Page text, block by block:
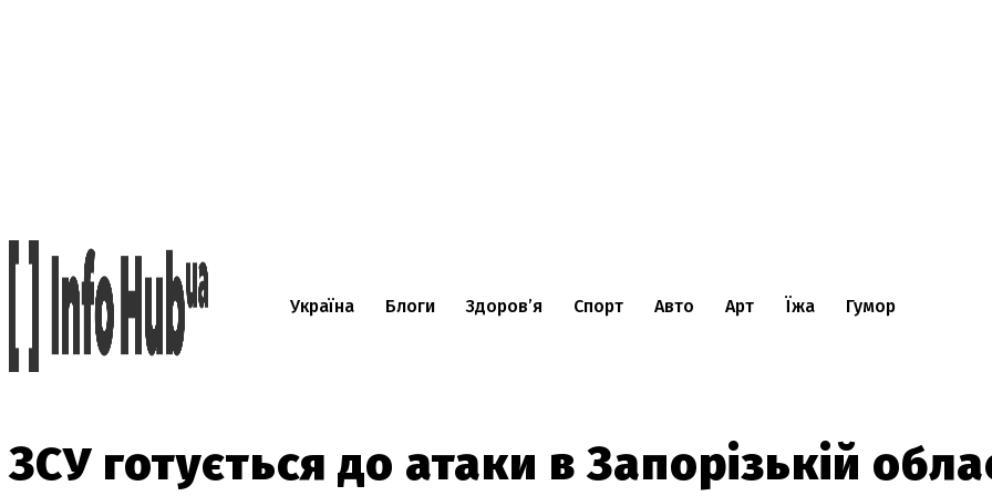
Україна Блоги Здоров’я Спорт Авто Арт Їжа Гумор
ЗСУ готується до атаки в Запорізькій